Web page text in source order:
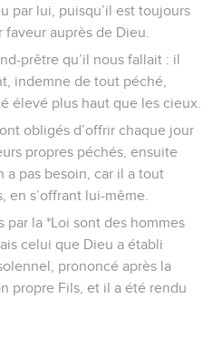
par lui, puisqu’il est toujours
auprès de Dieu.
prêtre qu’il nous fallait : il
indemne de tout péché,
élevé plus haut que les cieux.
obligés d’offrir chaque jour
propres péchés, ensuite
a pas besoin, car il a tout
en s’offrant lui-même.
par la *Loi sont des hommes
celui que Dieu a établi
prononcé après la
propre Fils, et il a été rendu